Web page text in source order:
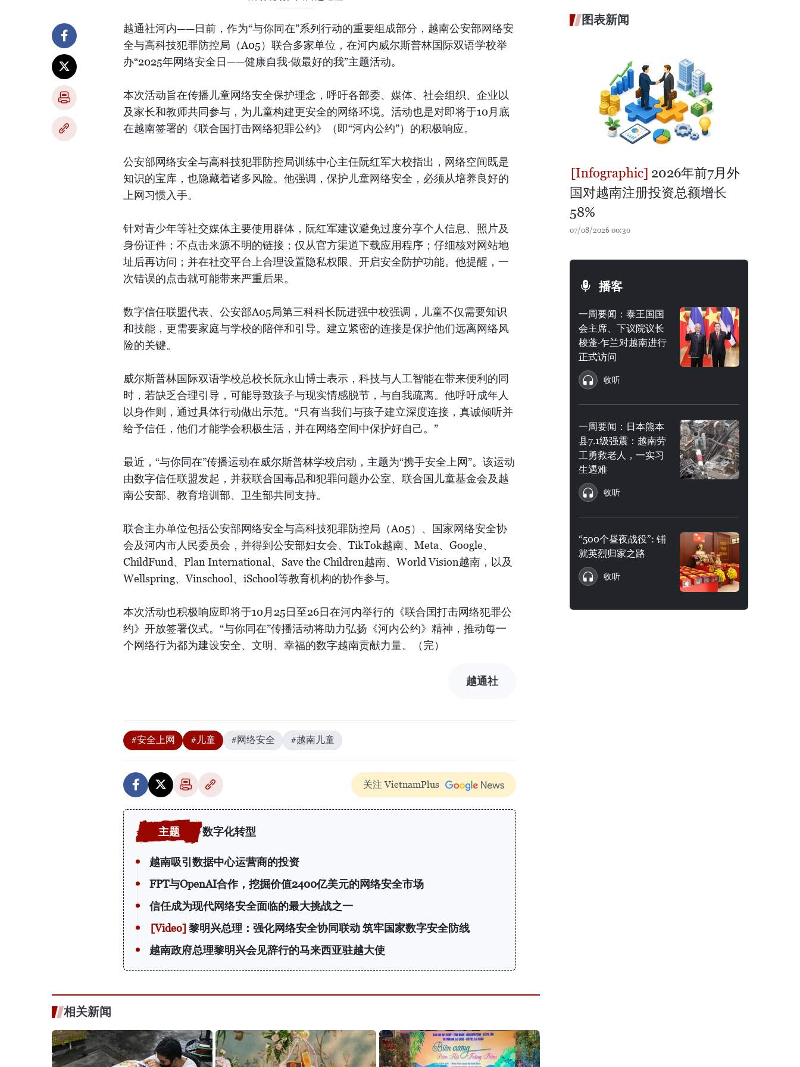
越通社河内——日前，作为“与你同在”系列行动的重要组成部分，越南公安部网络安
全与高科技犯罪防控局（A05）联合多家单位，在河内威尔斯普林国际双语学校举
办“2025年网络安全日——健康自我·做最好的我”主题活动。
本次活动旨在传播儿童网络安全保护理念，呼吁各部委、媒体、社会组织、企业以
及家长和教师共同参与，为儿童构建更安全的网络环境。活动也是对即将于10月底
在越南签署的《联合国打击网络犯罪公约》（即“河内公约”）的积极响应。
公安部网络安全与高科技犯罪防控局训练中心主任阮红军大校指出，网络空间既是
知识的宝库，也隐藏着诸多风险。他强调，保护儿童网络安全，必须从培养良好的
上网习惯入手。
针对青少年等社交媒体主要使用群体，阮红军建议避免过度分享个人信息、照片及
身份证件；不点击来源不明的链接；仅从官方渠道下载应用程序；仔细核对网站地
址后再访问；并在社交平台上合理设置隐私权限、开启安全防护功能。他提醒，一
次错误的点击就可能带来严重后果。
数字信任联盟代表、公安部A05局第三科科长阮进强中校强调，儿童不仅需要知识
和技能，更需要家庭与学校的陪伴和引导。建立紧密的连接是保护他们远离网络风
险的关键。
威尔斯普林国际双语学校总校长阮永山博士表示，科技与人工智能在带来便利的同
时，若缺乏合理引导，可能导致孩子与现实情感脱节，与自我疏离。他呼吁成年人
以身作则，通过具体行动做出示范。“只有当我们与孩子建立深度连接，真诚倾听并
给予信任，他们才能学会积极生活，并在网络空间中保护好自己。”
最近，“与你同在”传播运动在威尔斯普林学校启动，主题为“携手安全上网”。该运动
由数字信任联盟发起，并获联合国毒品和犯罪问题办公室、联合国儿童基金会及越
南公安部、教育培训部、卫生部共同支持。
联合主办单位包括公安部网络安全与高科技犯罪防控局（A05）、国家网络安全协
会及河内市人民委员会，并得到公安部妇女会、TikTok越南、Meta、Google、
ChildFund、Plan International、Save the Children越南、World Vision越南，以及
Wellspring、Vinschool、iSchool等教育机构的协作参与。
本次活动也积极响应即将于10月25日至26日在河内举行的《联合国打击网络犯罪公
约》开放签署仪式。“与你同在”传播活动将助力弘扬《河内公约》精神，推动每一
个网络行为都为建设安全、文明、幸福的数字越南贡献力量。（完）
越通社
#安全上网 #儿童 #网络安全 #越南儿童
关注 VietnamPlus
数字化转型
越南吸引数据中心运营商的投资
FPT与OpenAI合作，挖掘价值2400亿美元的网络安全市场
信任成为现代网络安全面临的最大挑战之一
黎明兴总理：强化网络安全协同联动 筑牢国家数字安全防线
越南政府总理黎明兴会见辞行的马来西亚驻越大使
相关新闻
图表新闻
2026年前7月外
国对越南注册投资总额增长
58%
07/08/2026 00:30
播客
一周要闻：泰王国国
会主席、下议院议长
梭蓬·乍兰对越南进行
正式访问
收听
一周要闻：日本熊本
县7.1级强震：越南劳
工勇救老人，一实习
生遇难
收听
“500个昼夜战役”: 铺
就英烈归家之路
收听